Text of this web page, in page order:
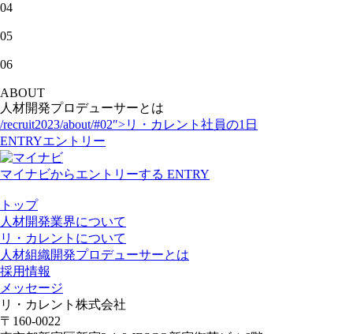
04
05
06
ABOUT
人材開発プロデューサーとは
/recruit2023/about/#02″>リ・カレント社員の1日
ENTRYエントリー
マイナビからエントリーする ENTRY
トップ
人材開発業界について
リ・カレントについて
人材組織開発プロデューサーとは
採用情報
メッセージ
リ・カレント株式会社
〒160-0022